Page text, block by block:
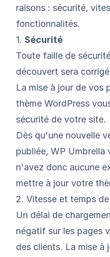
raisons : sécurité,
fonctionnalités.
1. Sécurité
Toute faille de
découvert sera
La mise à jour de vos
thème WordPress
sécurité de votre site.
Dès qu'une nouvelle
publiée, WP
n'avez donc aucune
mettre à jour votre
2. Vitesse et temps
Un délai de
négatif sur les pages
des clients. La mise à